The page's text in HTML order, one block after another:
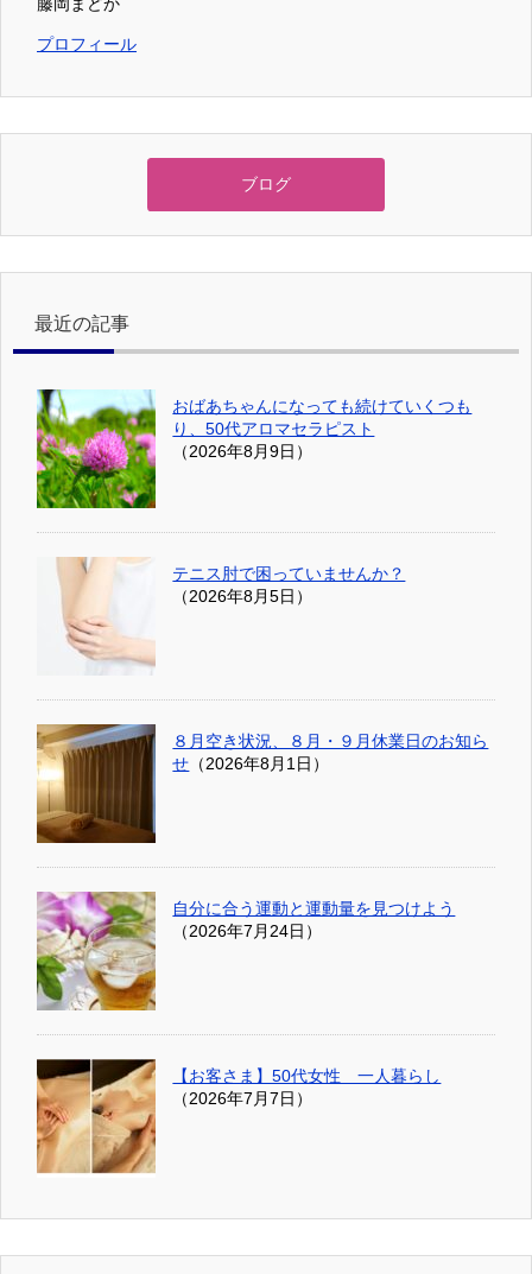
プロフィール
ブログ
最近の記事
おばあちゃんになっても続けていくつも
り、50代アロマセラピスト
（2026年8月9日）
テニス肘で困っていませんか？
（2026年8月5日）
８月空き状況、８月・９月休業日のお知ら
せ （2026年8月1日）
自分に合う運動と運動量を見つけよう
（2026年7月24日）
【お客さま】50代女性 一人暮らし
（2026年7月7日）